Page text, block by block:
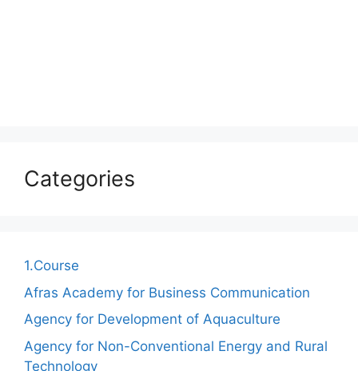
Categories
1.Course
Afras Academy for Business Communication
Agency for Development of Aquaculture
Agency for Non-Conventional Energy and Rural
Technology